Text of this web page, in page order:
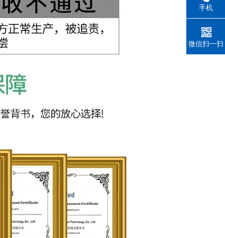
手机
微信扫一扫